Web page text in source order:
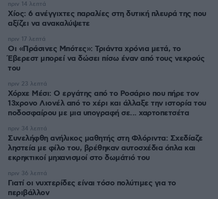
Χίος: 6 ανέγγιχτες παραλίες στη δυτική πλευρά της που
αξίζει να ανακαλύψετε
πριν 14 λεπτά
Οι «Πράσινες Μπότες»: Τριάντα χρόνια μετά, το
Έβερεστ μπορεί να δώσει πίσω έναν από τους νεκρούς
του
πριν 17 λεπτά
Χόρχε Μέσι: Ο εργάτης από το Ροσάριο που πήρε τον
13χρονο Λιονέλ από το χέρι και άλλαξε την ιστορία του
ποδοσφαίρου με μια υπογραφή σε... χαρτοπετσέτα
πριν 23 λεπτά
Συνελήφθη ανήλικος μαθητής στη Φλόριντα: Σχεδίαζε
ληστεία με φίλο του, βρέθηκαν αυτοσχέδια όπλα και
εκρηκτικοί μηχανισμοί στο δωμάτιό του
πριν 34 λεπτά
Γιατί οι νυχτερίδες είναι τόσο πολύτιμες για το
περιβάλλον
πριν 36 λεπτά